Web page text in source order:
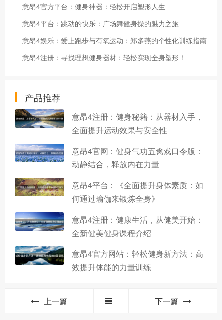
意昂4官方平台：健身神器：轻松开启塑形人生
意昂4平台：跳动的快乐：广场舞健身操的魅力之旅
意昂4娱乐：爱上跑步与有氧运动：郑多燕的个性化训练指南
意昂4注册：寻找理想健身器材：轻松实现全身塑形！
产品推荐
意昂4注册：健身秘籍：从器材入手，
全面提升运动效果与安全性
意昂4官网：健身气功五禽戏口令版：
动静结合，释放内在力量
意昂4平台：《全面提升身体素质：如
何通过瑜伽来锻炼全身》
意昂4注册：健康生活，从健美开始：
全新健美健身课程介绍
意昂4官方网站：轻松健身新方法：高
效提升体能的力量训练
上一篇 下一篇